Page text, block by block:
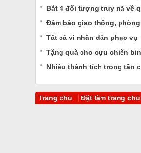
Bắt 4 đối tượng truy nã về
Đảm bảo giao thông,
Tất cả vì nhân dân phục vụ
Tặng quà cho cựu chiến
Nhiều thành tích trong tấn
Trang chủ Đặt làm trang chủ